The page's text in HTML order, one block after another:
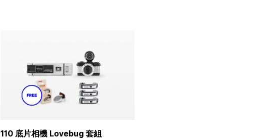
110 底片相機 Lovebug 套組